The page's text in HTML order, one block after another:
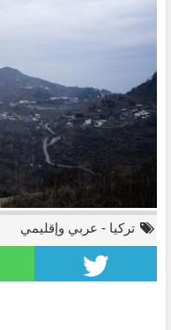
تركيا - عربي وإقليمي